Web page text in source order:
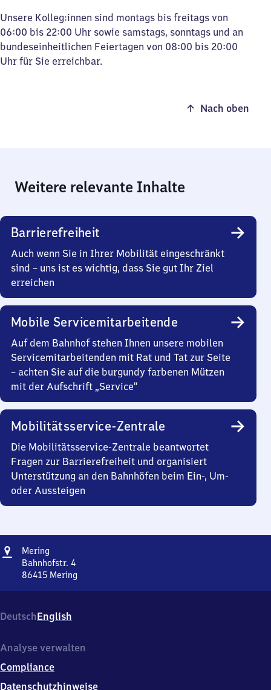
Unsere Kolleg:innen sind montags bis freitags von
06:00 bis 22:00 Uhr sowie samstags, sonntags und an
bundeseinheitlichen Feiertagen von 08:00 bis 20:00
Uhr für Sie erreichbar.
Nach oben
Weitere relevante Inhalte
Barrierefreiheit
Auch wenn Sie in Ihrer Mobilität eingeschränkt
sind – uns ist es wichtig, dass Sie gut Ihr Ziel
erreichen
Mobile Servicemitarbeitende
Auf dem Bahnhof stehen Ihnen unsere mobilen
Servicemitarbeitenden mit Rat und Tat zur Seite
– achten Sie auf die burgundy farbenen Mützen
mit der Aufschrift „Service“
Mobilitätsservice-Zentrale
Die Mobilitätsservice-Zentrale beantwortet
Fragen zur Barrierefreiheit und organisiert
Unterstützung an den Bahnhöfen beim Ein-, Um-
oder Aussteigen
Adresse
Mering
Bahnhofstr. 4
86415 Mering
4,
8
4
5
Mering
DeutschEnglish
Analyse verwalten
Compliance
Datenschutzhinweise